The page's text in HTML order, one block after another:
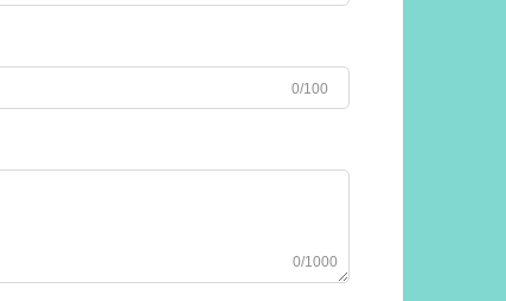
0/100
0/1000